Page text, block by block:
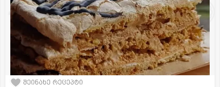
შეინახე რეცეპტი